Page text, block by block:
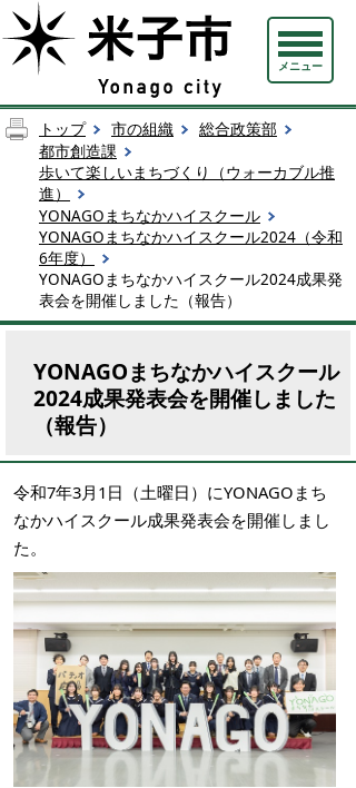
メニュー
トップ 市の組織
総合政策部
都市創造課
歩いて楽しいまちづくり（ウォーカブル推
進）
YONAGOまちなかハイスクール
YONAGOまちなかハイスクール2024（令和
6年度）
YONAGOまちなかハイスクール2024成果発
表会を開催しました（報告）
YONAGOまちなかハイスクール
2024成果発表会を開催しました
（報告）
令和7年3月1日（土曜日）にYONAGOまち
なかハイスクール成果発表会を開催しまし
た。